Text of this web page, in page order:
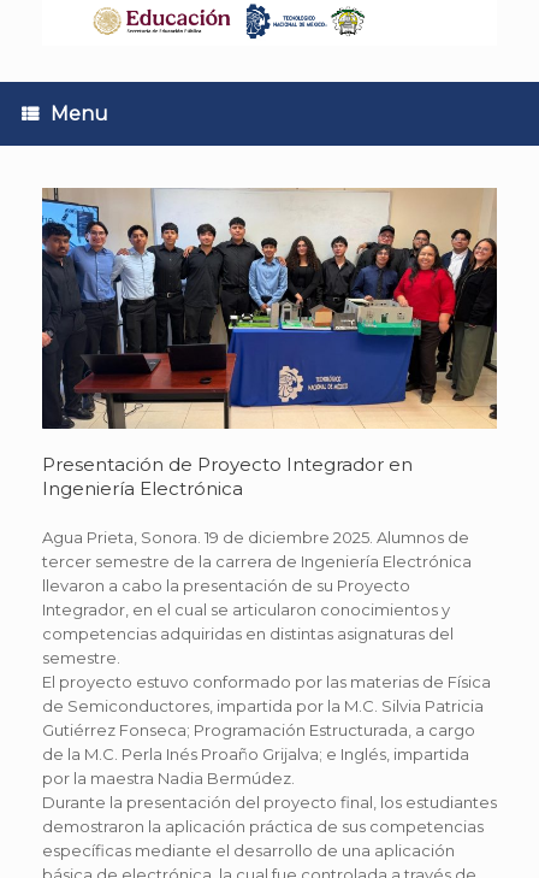
Menu
Presentación de Proyecto Integrador en
Ingeniería Electrónica
Agua Prieta, Sonora. 19 de diciembre 2025. Alumnos de
tercer semestre de la carrera de Ingeniería Electrónica
llevaron a cabo la presentación de su Proyecto
Integrador, en el cual se articularon conocimientos y
competencias adquiridas en distintas asignaturas del
semestre.
El proyecto estuvo conformado por las materias de Física
de Semiconductores, impartida por la M.C. Silvia Patricia
Gutiérrez Fonseca; Programación Estructurada, a cargo
de la M.C. Perla Inés Proaño Grijalva; e Inglés, impartida
por la maestra Nadia Bermúdez.
Durante la presentación del proyecto final, los estudiantes
demostraron la aplicación práctica de sus competencias
específicas mediante el desarrollo de una aplicación